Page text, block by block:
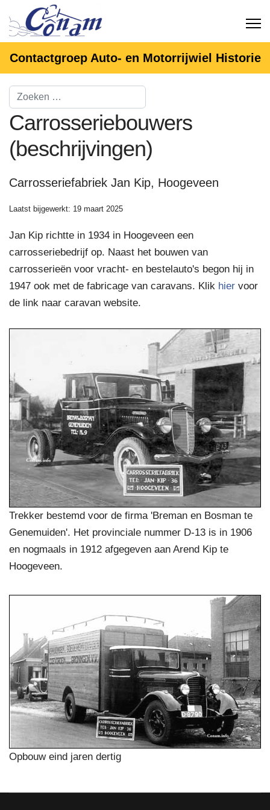
Contactgroep Auto- en Motorrijwiel Historie
Carrosseriebouwers
(beschrijvingen)
Carrosseriefabriek Jan Kip, Hoogeveen
Laatst bijgewerkt: 19 maart 2025
Jan Kip richtte in 1934 in Hoogeveen een
carrosseriebedrijf op. Naast het bouwen van
carrosserieën voor vracht- en bestelauto's begon hij in
1947 ook met de fabricage van caravans. Klik hier voor
de link naar caravan website.
Trekker bestemd voor de firma 'Breman en Bosman te
Genemuiden'. Het provinciale nummer D-13 is in 1906
en nogmaals in 1912 afgegeven aan Arend Kip te
Hoogeveen.
Opbouw eind jaren dertig